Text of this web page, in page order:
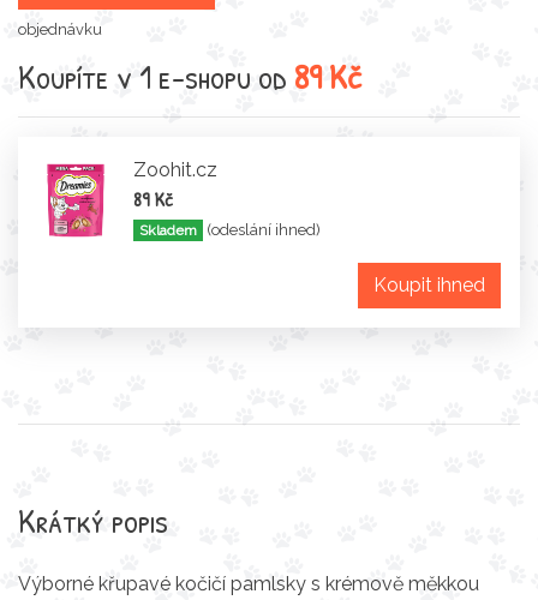
objednávku
Koupíte v 1 e-shopu od 89 Kč
Zoohit.cz
89 Kč
Skladem (odeslání ihned)
Koupit ihned
Krátký popis
Výborné křupavé kočičí pamlsky s krémově měkkou